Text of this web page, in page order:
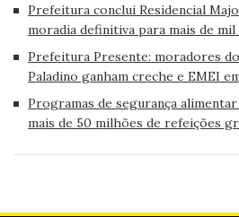
Prefeitura conclui Residencial
moradia definitiva para mais de mil
Prefeitura Presente: moradores
Paladino ganham creche e EMEI
Programas de segurança
mais de 50 milhões de refeições